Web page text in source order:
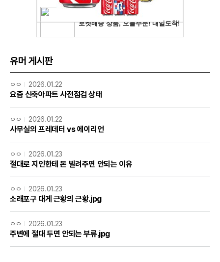
유머 게시판
ㅇㅇ 2026.01.22
요즘 신축아파트 사전점검 상태
ㅇㅇ 2026.01.22
사무실의 프레데터 vs 에이리언
ㅇㅇ 2026.01.23
절대로 지인한테 돈 빌려주면 안되는 이유
ㅇㅇ 2026.01.23
소래포구 대게 근황의 근황.jpg
ㅇㅇ 2026.01.23
주변에 절대 두면 안되는 부류.jpg